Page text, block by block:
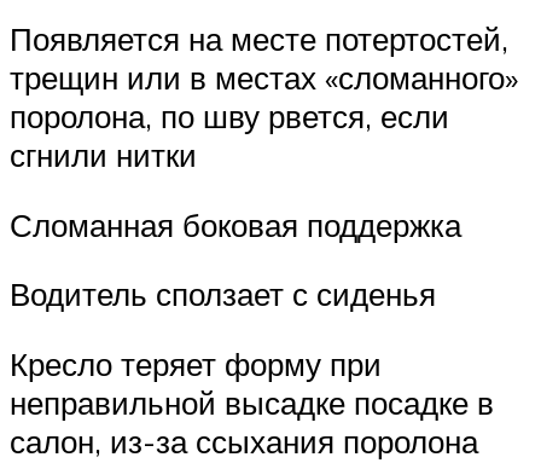
Появляется на месте потертостей,
трещин или в местах «сломанного»
поролона, по шву рвется, если
сгнили нитки
Сломанная боковая поддержка
Водитель сползает с сиденья
Кресло теряет форму при
неправильной высадке посадке в
салон, из-за ссыхания поролона